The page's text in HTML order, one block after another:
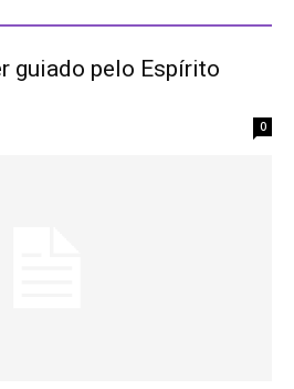
guiado pelo Espírito
0